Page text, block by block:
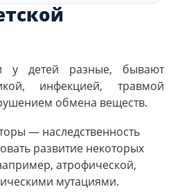
у детей разные, бывают
инфекцией, травмой
обмена веществ.
— наследственность
развитие некоторых
атрофической,
мутациями.